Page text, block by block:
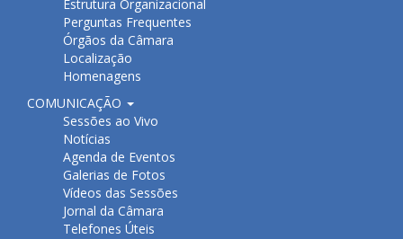
Estrutura Organizacional
Perguntas Frequentes
Órgãos da Câmara
Localização
Homenagens
COMUNICAÇÃO
Sessões ao Vivo
Notícias
Agenda de Eventos
Galerias de Fotos
Vídeos das Sessões
Jornal da Câmara
Telefones Úteis